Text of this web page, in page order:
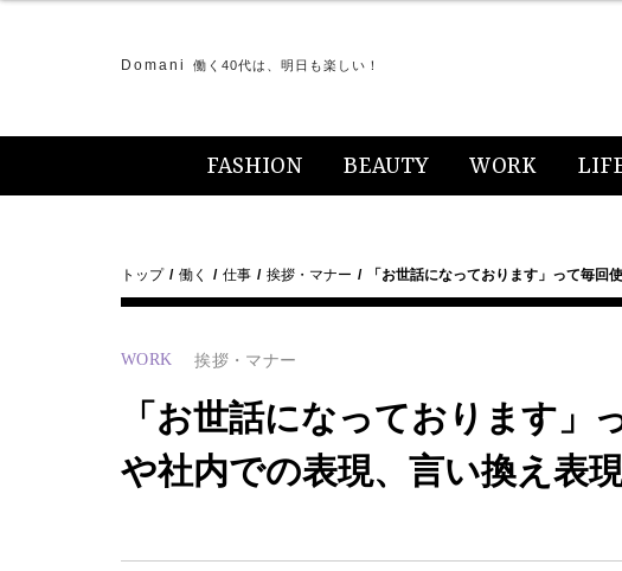
Domani 働く40代は、明日も楽しい！
FASHION BEAUTY WORK
トップ 働く 仕事 挨拶・マナー 「お世話になっております」って毎回
WORK 挨拶・マナー
「お世話になっております」
や社内での表現、言い換え表